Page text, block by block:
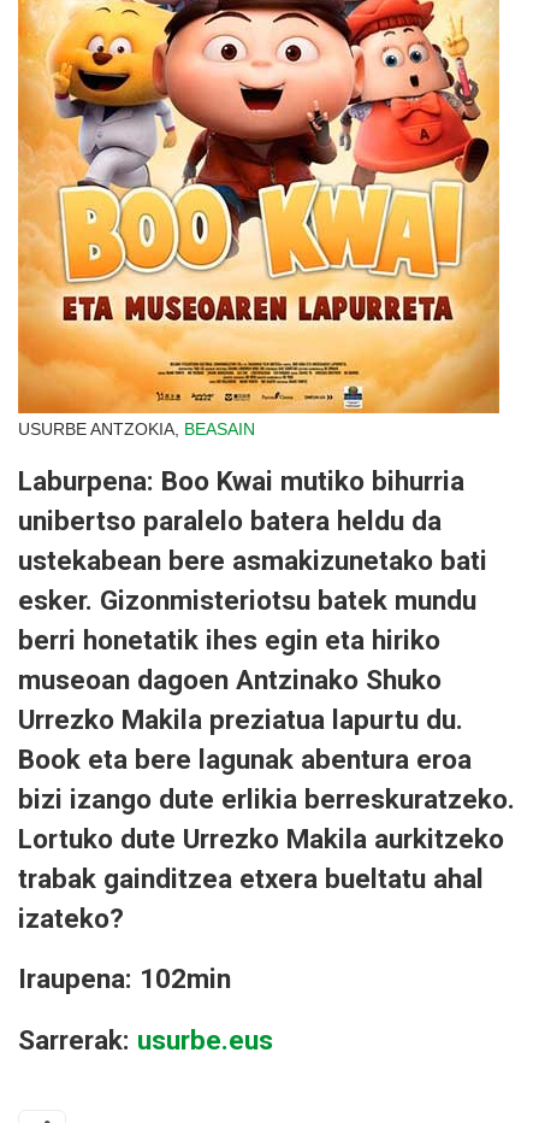
USURBE ANTZOKIA, BEASAIN
Laburpena: Boo Kwai mutiko bihurria
unibertso paralelo batera heldu da
ustekabean bere asmakizunetako bati
esker. Gizonmisteriotsu batek mundu
berri honetatik ihes egin eta hiriko
museoan dagoen Antzinako Shuko
Urrezko Makila preziatua lapurtu du.
Book eta bere lagunak abentura eroa
bizi izango dute erlikia berreskuratzeko.
Lortuko dute Urrezko Makila aurkitzeko
trabak gainditzea etxera bueltatu ahal
izateko?
Iraupena: 102min
Sarrerak: usurbe.eus